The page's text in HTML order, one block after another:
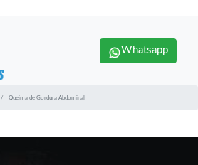
Whatsapp
Queima de Gordura Abdominal